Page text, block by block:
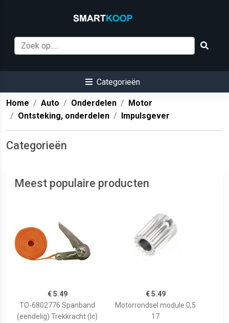
Categorieën
Home Auto Onderdelen
Motor
Ontsteking, onderdelen
Impulsgever
Categorieën
Meest populaire producten
€ 5.49
TO-6802776 Spanband
(eendelig) Trekkracht (lc)
€ 5.49
Motorrondsel module 0,5
17